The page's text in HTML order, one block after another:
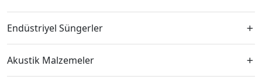
Endüstriyel Süngerler
Akustik Malzemeler